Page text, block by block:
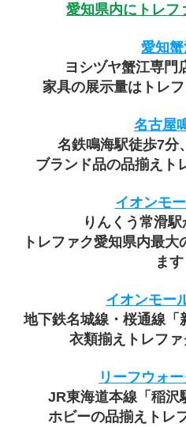
愛知県内にトレフ
愛知
ヨシヅヤ蟹江専門
家具の展示量はトレ
名古屋
名鉄鳴海駅徒歩7分
ブランド品の品揃えト
イオンモ
りんくう常滑駅
ます
イオンモー
地下鉄名城線・桜通線「
衣類揃えトレファ
リーフウォ
JR東海道本線「稲沢
ホビーの品揃えトレ